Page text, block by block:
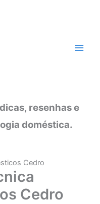
resenhas e
doméstica.
Cedro
Cedro